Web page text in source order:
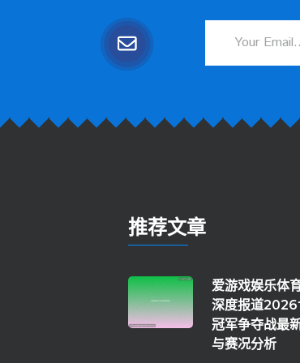
推荐文章
爱游戏娱乐体
深度报道2026
冠军争夺战最
与赛况分析